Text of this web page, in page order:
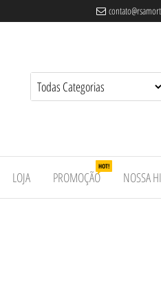
LOJA PROMOÇÃO
HOT!
NOSSA